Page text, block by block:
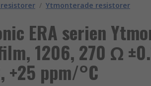
/ Ytmonterade resistorer
ERA serien
1206, 270 Ω
+25 ppm/°C